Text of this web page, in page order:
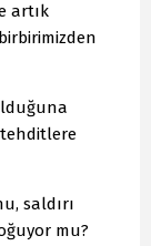
artık
saldırı
mu?